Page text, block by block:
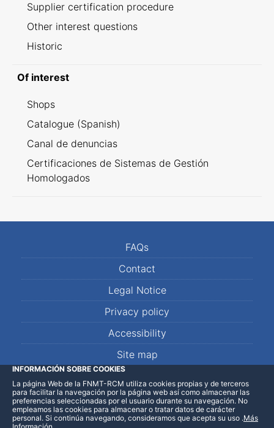
Supplier certification procedure
Other interest questions
Historic
Of interest
Shops
Catalogue (Spanish)
Canal de denuncias
Certificaciones de Sistemas de Gestión
Homologados
FAQs
Contact
Legal Notice
Privacy policy
Accessibility
Site map
LinkedInFacebookWhatsApp
INFORMACIÓN SOBRE COOKIES
La página Web de la FNMT-RCM utiliza cookies propias y de terceros
para facilitar la navegación por la página web así como almacenar las
preferencias seleccionadas por el usuario durante su navegación. No
empleamos las cookies para almacenar o tratar datos de carácter
personal. Si continúa navegando, consideramos que acepta su uso .Más